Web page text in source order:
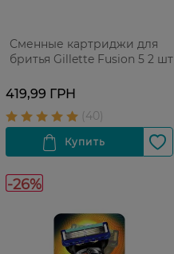
Сменные картриджи для
бритья Gillette Fusion 5 2 шт
419,99 ГРН
-26%